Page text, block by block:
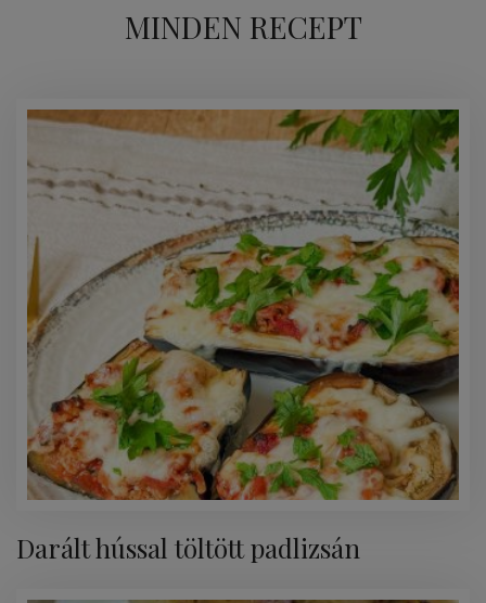
MINDEN RECEPT
Darált hússal töltött padlizsán